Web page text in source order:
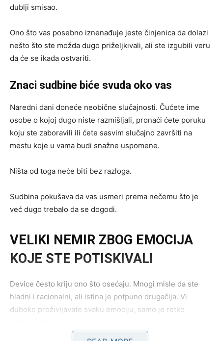
dublji smisao.
Ono što vas posebno iznenađuje jeste činjenica da dolazi
nešto što ste možda dugo priželjkivali, ali ste izgubili veru
da će se ikada ostvariti.
Znaci sudbine biće svuda oko vas
Naredni dani doneće neobične slučajnosti. Čućete ime
osobe o kojoj dugo niste razmišljali, pronaći ćete poruku
koju ste zaboravili ili ćete sasvim slučajno završiti na
mestu koje u vama budi snažne uspomene.
Ništa od toga neće biti bez razloga.
Sudbina pokušava da vas usmeri prema nečemu što je
već dugo trebalo da se dogodi.
VELIKI NEMIR ZBOG EMOCIJA
KOJE STE POTISKIVALI
Device često kriju ono što osećaju. Mnogi misle da ste
hladni i racionalni, ali istina je potpuno drugačija. Vi
duboko proživljavate svaku emociju, samo je retko